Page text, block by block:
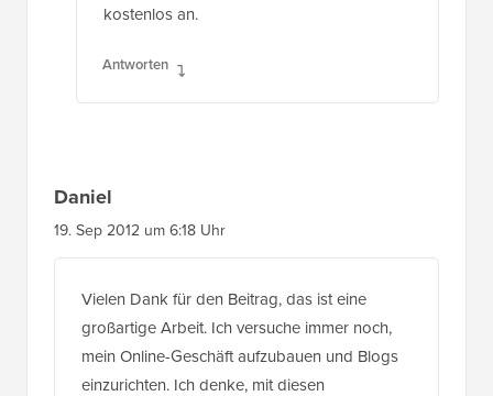
kostenlos an.
Antworten
Daniel
19. Sep 2012 um 6:18 Uhr
Vielen Dank für den Beitrag, das ist eine
großartige Arbeit. Ich versuche immer noch,
mein Online-Geschäft aufzubauen und Blogs
einzurichten. Ich denke, mit diesen